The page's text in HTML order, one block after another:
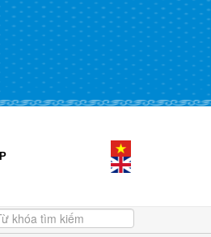
trào phụ nữ 6 tháng đầu năm 2026
v đăng ký, đề xuất nhiệm
nghệ và đổi mới ...
Quyết định phê duyệt